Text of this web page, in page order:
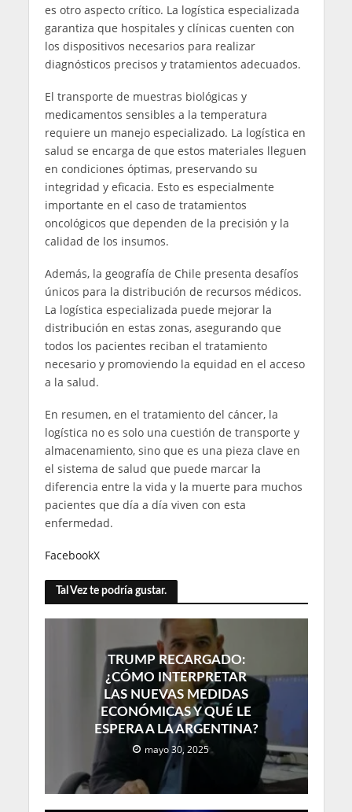
es otro aspecto crítico. La logística especializada
garantiza que hospitales y clínicas cuenten con
los dispositivos necesarios para realizar
diagnósticos precisos y tratamientos adecuados.
El transporte de muestras biológicas y
medicamentos sensibles a la temperatura
requiere un manejo especializado. La logística en
salud se encarga de que estos materiales lleguen
en condiciones óptimas, preservando su
integridad y eficacia. Esto es especialmente
importante en el caso de tratamientos
oncológicos que dependen de la precisión y la
calidad de los insumos.
Además, la geografía de Chile presenta desafíos
únicos para la distribución de recursos médicos.
La logística especializada puede mejorar la
distribución en estas zonas, asegurando que
todos los pacientes reciban el tratamiento
necesario y promoviendo la equidad en el acceso
a la salud.
En resumen, en el tratamiento del cáncer, la
logística no es solo una cuestión de transporte y
almacenamiento, sino que es una pieza clave en
el sistema de salud que puede marcar la
diferencia entre la vida y la muerte para muchos
pacientes que día a día viven con esta
enfermedad.
FacebookX
Tal Vez te podría gustar.
TRUMP RECARGADO:
¿CÓMO INTERPRETAR
LAS NUEVAS MEDIDAS
ECONÓMICAS Y QUÉ LE
ESPERA A LA ARGENTINA?
mayo 30, 2025